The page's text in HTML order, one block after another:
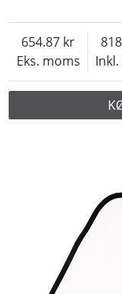
Eks. moms
654.87